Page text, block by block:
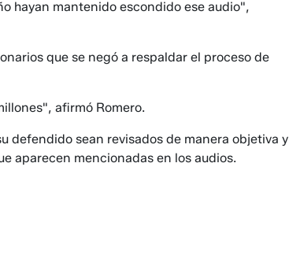
hayan mantenido escondido ese audio",
que se negó a respaldar el proceso de
afirmó Romero.
defendido sean revisados de manera objetiva y
aparecen mencionadas en los audios.